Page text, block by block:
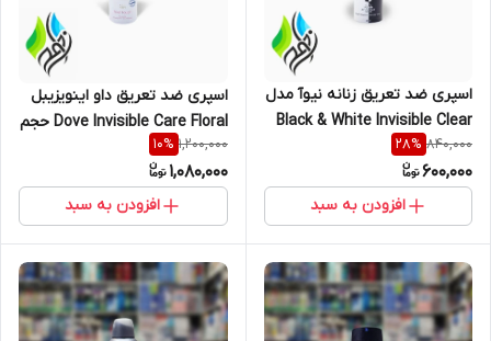
اسپری ضد تعریق زنانه نیوآ مدل
Black & White Invisible Clear
200
840,000
28%
600,000
افزودن به سبد
اسپری ضد تعریق داو اینویزیبل
Dove Invisible Care Floral حجم
250 میلی لیتر
1,200,000
10%
1,080,000
افزودن به سبد